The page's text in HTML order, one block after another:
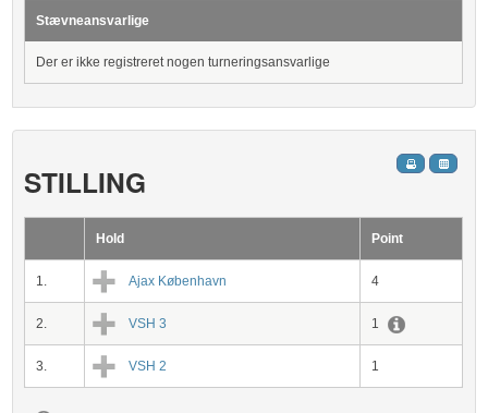
Stævneansvarlige
Der er ikke registreret nogen turneringsansvarlige
STILLING
Hold Point
1. Ajax København 4
2. VSH 3 1
3. VSH 2 1